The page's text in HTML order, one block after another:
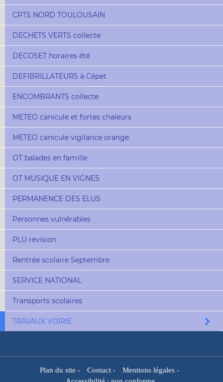
CPTS NORD TOULOUSAIN
DECHETS VERTS collecte
DECOSET horaires été
DEFIBRILLATEURS à Cépet
ENCOMBRANTS collecte
METEO canicule et fortes chaleurs
METEO canicule vigilance orange
OT balades en famille
OT MUSIQUE EN VIGNES
PERMANENCE DES ELUS
Personnes vulnérables
PLU revision
Rentrée scolaire Septembre
SERVICE NATIONAL
Transports scolaires
TRAVAUX VOIRIE
Plan du site - Contact- Mentions légales-